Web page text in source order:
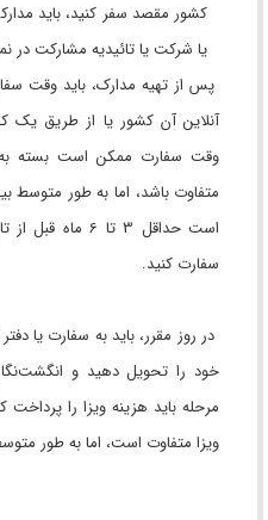
کشور مقصد سفر کنید، باید
یا شرکت یا تائیدیه مشارکت در
پس از تهیه مدارک، باید وقت
آنلاین آن کشور یا از طریق یک
وقت سفارت ممکن است بسته
است حداقل 3 تا 6
سفارت کنید.
در روز مقرر، باید به سفارت یا
خود را تحویل دهید و
مرحله باید هزینه ویزا را
ویزا متفاوت است، اما به طور متوسط بین 60 تا 80